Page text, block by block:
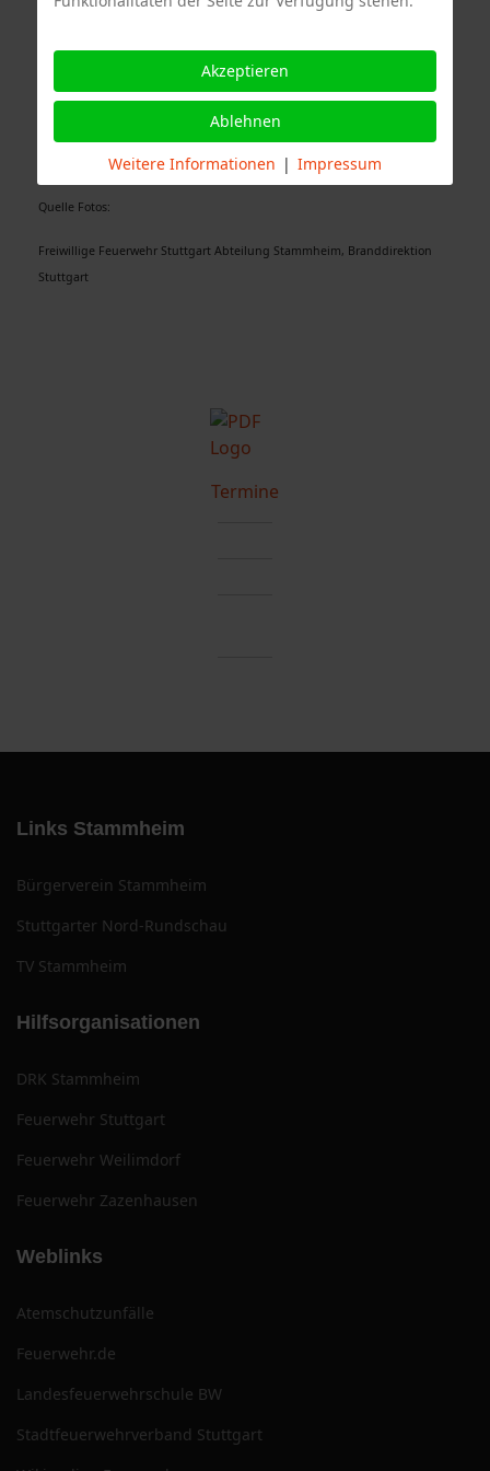
Sonderfahrzeuge Berufsfeuerwehr Stuttgart
Quelle Fotos:
Freiwillige Feuerwehr Stuttgart Abteilung Stammheim, Branddirektion
Stuttgart
Termine
Links Stammheim
Bürgerverein Stammheim
Stuttgarter Nord-Rundschau
TV Stammheim
Hilfsorganisationen
DRK Stammheim
Feuerwehr Stuttgart
Feuerwehr Weilimdorf
Feuerwehr Zazenhausen
Weblinks
Atemschutzunfälle
Feuerwehr.de
Landesfeuerwehrschule BW
Stadtfeuerwehrverband Stuttgart
Akzeptieren
Ablehnen
Weitere Informationen | Impressum